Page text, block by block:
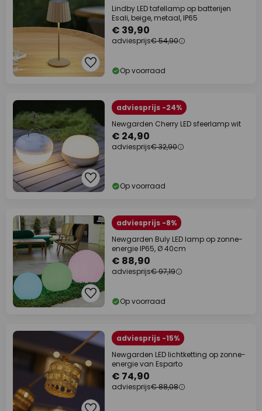
Lindby LED tafellamp op batterijen
Esali, beige, metaal, IP65
€ 39,90
adviesprijs€ 54,90
Op voorraad
adviesprijs -24%
Newgarden Cherry LED sfeerlamp wit
€ 24,90
adviesprijs€ 32,90
Op voorraad
adviesprijs -8%
Newgarden Buly LED lamp op zonne-
energie IP65, Ø 40cm
€ 88,90
adviesprijs€ 97,19
Op voorraad
adviesprijs -15%
Newgarden LED lichtketting op zonne-
energie van Esparto
€ 74,90
adviesprijs€ 88,08